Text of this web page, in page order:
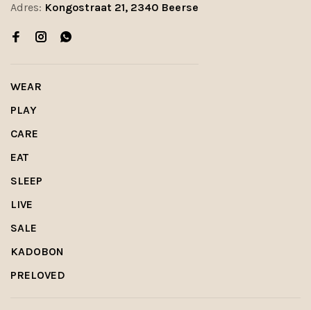
Adres: Kongostraat 21, 2340 Beerse
WEAR
PLAY
CARE
EAT
SLEEP
LIVE
SALE
KADOBON
PRELOVED